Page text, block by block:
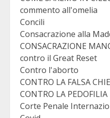
commento all'omelia
Concili
Consacrazione alla
CONSACRAZIONE
contro il Great Reset
Contro l'aborto
CONTRO LA FALSA
CONTRO LA PEDOFILIA
Corte Penale